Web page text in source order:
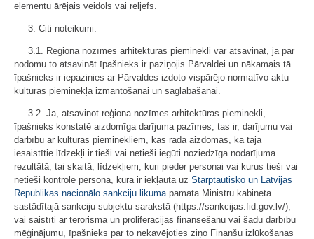
elementu ārējais veidols vai reljefs.
3. Citi noteikumi:
3.1. Reģiona nozīmes arhitektūras pieminekli var atsavināt, ja par
nodomu to atsavināt īpašnieks ir paziņojis Pārvaldei un nākamais tā
īpašnieks ir iepazinies ar Pārvaldes izdoto vispārējo normatīvo aktu
kultūras pieminekļa izmantošanai un saglabāšanai.
3.2. Ja, atsavinot reģiona nozīmes arhitektūras pieminekli,
īpašnieks konstatē aizdomīga darījuma pazīmes, tas ir, darījumu vai
darbību ar kultūras pieminekļiem, kas rada aizdomas, ka tajā
iesaistītie līdzekļi ir tieši vai netieši iegūti noziedzīga nodarījuma
rezultātā, tai skaitā, līdzekļiem, kuri pieder personai vai kurus tieši vai
netieši kontrolē persona, kura ir iekļauta uz Starptautisko un Latvijas
Republikas nacionālo sankciju likumapamata Ministru kabineta
sastādītajā sankciju subjektu sarakstā (https://sankcijas.fid.gov.lv/),
vai saistīti ar terorisma un proliferācijas finansēšanu vai šādu darbību
mēģinājumu, īpašnieks par to nekavējoties ziņo Finanšu izlūkošanas